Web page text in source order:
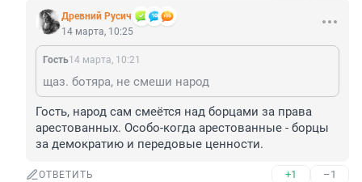
Древний Русич
14 марта, 10:25
Гость14 марта, 10:21
щаз. ботяра, не смеши народ
Гость, народ сам смеётся над борцами за права
арестованных. Особо-когда арестованные - борцы
за демократию и передовые ценности.
ОТВЕТИТЬ +1 –1